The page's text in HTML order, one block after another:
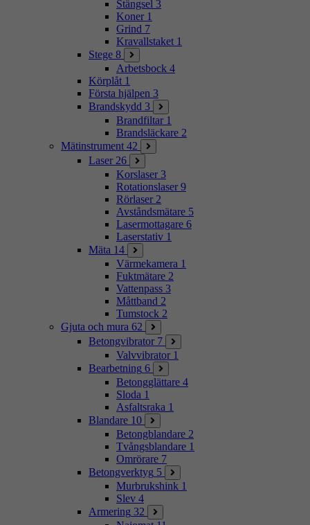
Stängsel 3
Koner 1
Grind 7
Kravallstaket 1
Stege 8
Arbetsbock 4
Körplåt 1
Första hjälpen 3
Brandskydd 3
Brandfiltar 1
Brandsläckare 2
Mätinstrument 42
Laser 26
Korslaser 3
Rotationslaser 9
Rörlaser 2
Avståndsmätare 5
Lasermottagare 6
Laserstativ 1
Mäta 14
Värmekamera 1
Fuktmätare 2
Vattenpass 3
Måttband 2
Tumstock 2
Gjuta och mura 62
Betongvibrator 7
Valvvibrator 1
Bearbetning 6
Betongglättare 4
Sloda 1
Asfaltsraka 1
Blandare 10
Betongblandare 2
Tvångsblandare 1
Omrörare 7
Betongverktyg 5
Murbrukshink 1
Slev 4
Armering 32